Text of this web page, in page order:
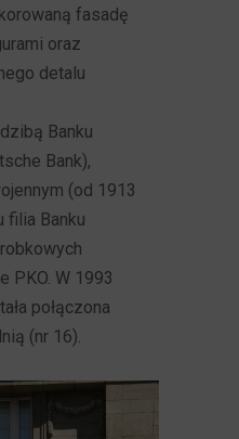
fasadę
oraz
detalu
Banku
Bank),
(od 1913
filia Banku
PKO. W 1993
połączona
(nr 16).